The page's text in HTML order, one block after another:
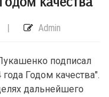
| Admin
подписал
Годом качества".
дальнейшего